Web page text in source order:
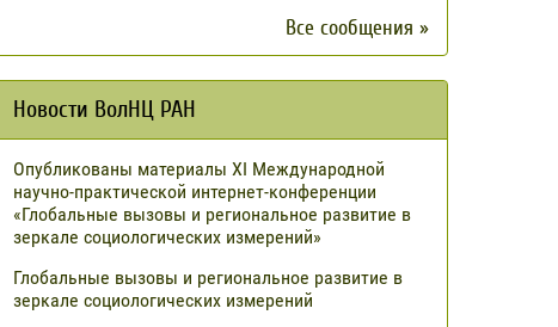
Все сообщения »
Новости ВолНЦ РАН
Опубликованы материалы XI Международной
научно-практической интернет-конференции
«Глобальные вызовы и региональное развитие в
зеркале социологических измерений»
Глобальные вызовы и региональное развитие в
зеркале социологических измерений